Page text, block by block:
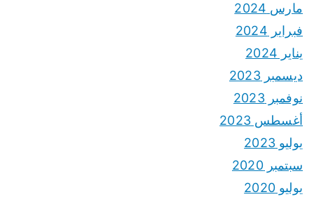
مارس 2024
فبراير 2024
يناير 2024
ديسمبر 2023
نوفمبر 2023
أغسطس 2023
يوليو 2023
سبتمبر 2020
يوليو 2020